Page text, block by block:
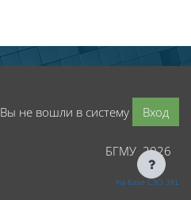
Вы не вошли в систему Вход
БГМУ 2026
На базе СЭО 3KL